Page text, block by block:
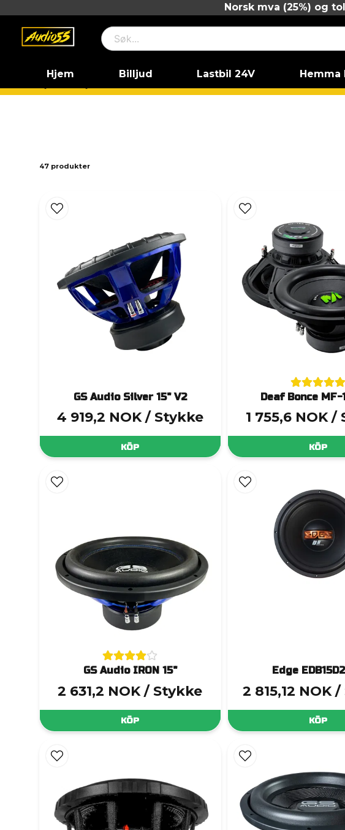
Norsk mva (25%) og
Hjem Billjud Lastbil 24V Hemma
47 produkter
GS Audio Silver 15" V2
4 919,2 NOK / Stykke
KÖP
Deaf Bonce MF-
1 755,6 NOK /
KÖP
GS Audio IRON 15"
2 631,2 NOK / Stykke
KÖP
Edge
2 815,12 NOK /
KÖP